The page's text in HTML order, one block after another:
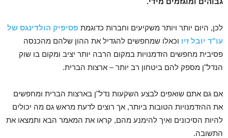
לכן, היום יותר ויותר משקיעים וחברות כדוגמת פסיפיק הולדינגס של
עו"ד יובל זיו וכאלו שמחפשים להגדיל את ההון שלהם מהכנסה
פסיבית מחפשים הזדמנויות במקום הרבה יותר יציב ומקום בו שוק
הנדל"ן מספק להם ביטחון רב יותר – ארצות הברית.
אם גם אתם שואפים לבצע השקעות נדל"ן בארצות הברית ומחפשים
את ההזדמנויות הטובות ביותר, אך רוצים לדעת מראש גם מה יכולים
להיות הסיכונים ואיך להימנע מהם, קראו את המאמר הבא ותמצאו את
התשובה.